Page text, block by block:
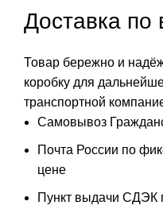
Доставка по
Товар бережно и
коробку для
транспортной
Самовывоз
Почта России по
цене
Пункт выдачи СДЭК